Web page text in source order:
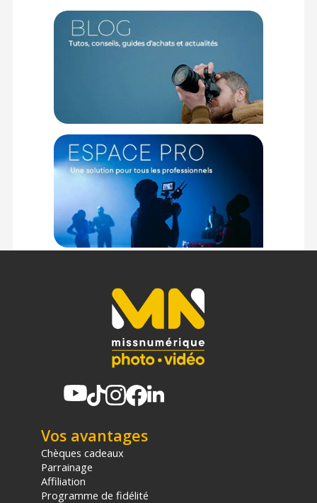
Vos avantages
Chèques cadeaux
Parrainage
Affiliation
Programme de fidélité